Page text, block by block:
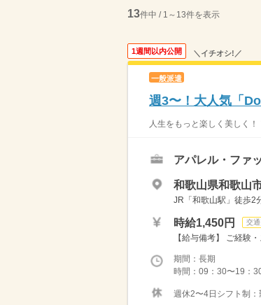
13件中 / 1～13件を表示
1週間以内公開 ＼イチオシ!／
一般派遣
週3〜！大人気「
人生をもっと楽しく美しく
アパレル・ファ
和歌山県和歌山
JR「和歌山駅」徒歩2
時給1,450円 交
【給与備考】 ご経験
期間：長期
時間：09：30〜19：
週休2〜4日シフト制